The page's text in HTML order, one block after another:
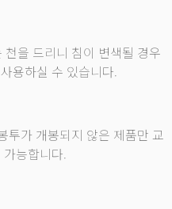
을 드리니 침이 변색될 경우
용하실 수 있습니다.
투가 개봉되지 않은 제품만 교
능합니다.